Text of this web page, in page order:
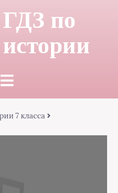
ГДЗ по
истории
7 класса